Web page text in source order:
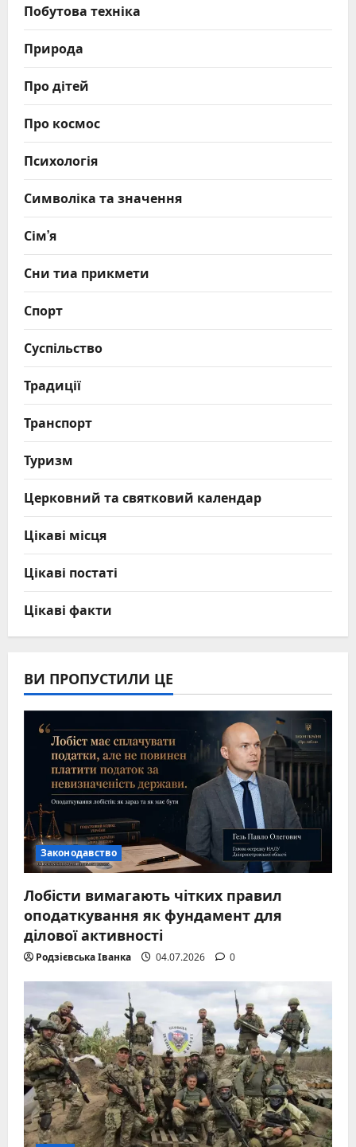
Побутова техніка
Природа
Про дітей
Про космос
Психологія
Символіка та значення
Сім’я
Сни тиа прикмети
Спорт
Суспільство
Традиції
Транспорт
Туризм
Церковний та святковий календар
Цікаві місця
Цікаві постаті
Цікаві факти
ВИ ПРОПУСТИЛИ ЦЕ
Законодавство
Лобісти вимагають чітких правил
оподаткування як фундамент для
ділової активності
Родзієвська Іванка 04.07.2026 0